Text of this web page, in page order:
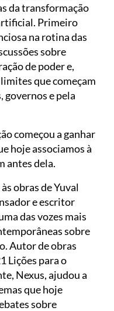
da transformação
Primeiro
na rotina das
sobre
de poder e,
que começam
governos e pela
começou a ganhar
hoje associamos à
antes dela.
obras de Yuval
e escritor
das vozes mais
sobre
Autor de obras
Lições para o
Nexus, ajudou a
que hoje
sobre